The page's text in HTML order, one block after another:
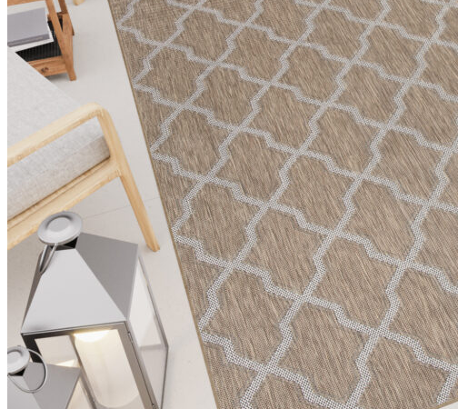
I cookie relativi alle preferenze
esempio la tua lingua preferita o la
Statistica
I cookie statistici aiutano i proprietari
modo anonimo.
Marketing
I cookie di marketing vengono utilizzati
interessanti per i singoli utenti e quindi
Non classificati
Rifiuta